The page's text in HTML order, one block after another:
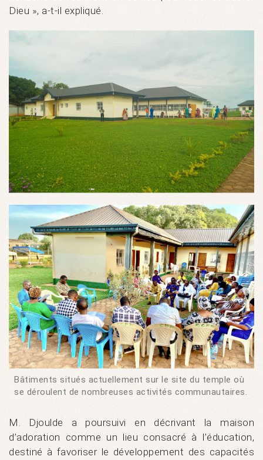
Dieu », a-t-il expliqué.
Bâtiments situés actuellement sur le site du temple où
se déroulent de nombreuses activités communautaires.
M. Djoulde a poursuivi en décrivant la maison
d’adoration comme un lieu consacré à l’éducation,
destiné à favoriser le développement des capacités